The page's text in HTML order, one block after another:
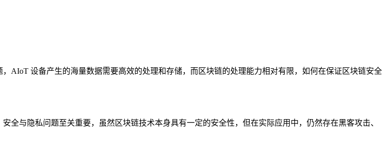
AIoT 设备产生的海量数据需要高效的处理和存储，而区块链的处理能力相对有限，如何在保证区块链安全
全与隐私问题至关重要，虽然区块链技术本身具有一定的安全性，但在实际应用中，仍然存在黑客攻击、